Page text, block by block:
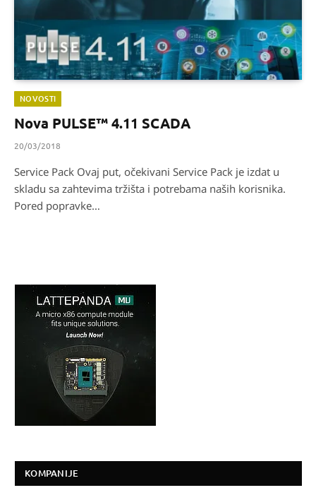
NOVOSTI
Nova PULSE™ 4.11 SCADA
20/03/2018
Service Pack Ovaj put, očekivani Service Pack je izdat u
skladu sa zahtevima tržišta i potrebama naših korisnika.
Pored popravke…
KOMPANIJE